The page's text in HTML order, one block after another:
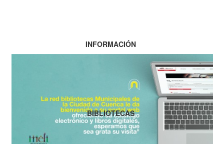
INFORMACIÓN
BIBLIOTECAS